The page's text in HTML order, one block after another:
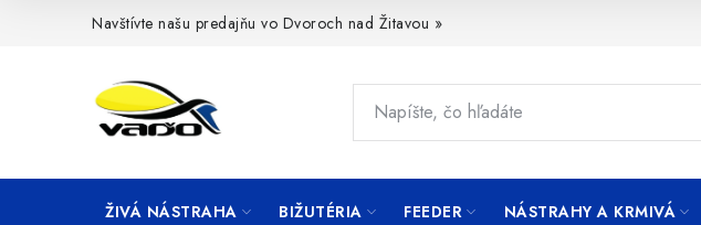
Navštívte našu predajňu vo Dvoroch nad Žitavou »
ŽIVÁ NÁSTRAHA BIŽUTÉRIA FEEDER NÁSTRAHY A KRMIVÁ